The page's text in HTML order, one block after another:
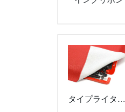
タイプライターカバー